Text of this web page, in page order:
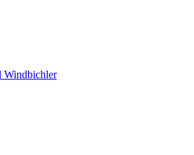
Windbichler